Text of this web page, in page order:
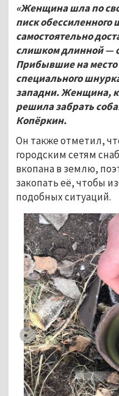
«Женщина шла по
писк
самостоятельно
слишком длинной —
Прибывшие на
специального
западни. Женщина,
решила забрать
Копёркин.
Он также отметил,
городским сетям
вкопана в землю,
закопать её, чтобы
подобных ситуаций.